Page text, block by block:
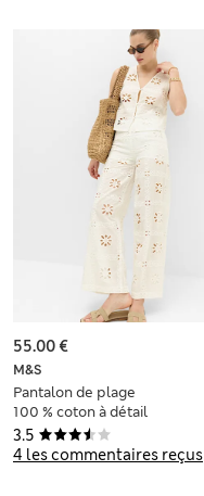
3.5
4 les commentaires reçus
M&S
Pantalon de plage
100 % coton à détail
ajouré
55.00 €